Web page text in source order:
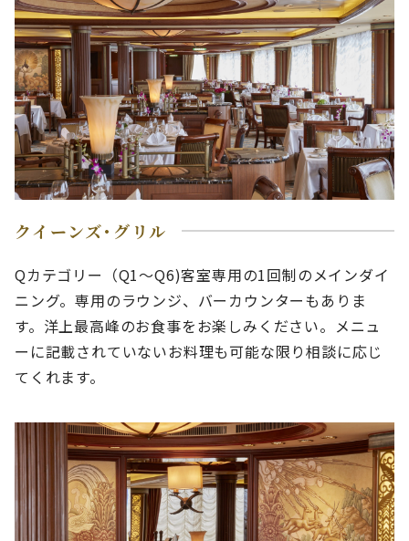
クイーンズ･グリル
Qカテゴリー（Q1～Q6)客室専用の1回制のメインダイ
ニング。専用のラウンジ、バーカウンターもありま
す。洋上最高峰のお食事をお楽しみください。メニュ
ーに記載されていないお料理も可能な限り相談に応じ
てくれます。